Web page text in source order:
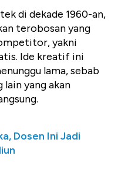
di dekade 1960-an,
terobosan yang
yakni
Ide kreatif ini
lama, sebab
yang akan
Dosen Ini Jadi